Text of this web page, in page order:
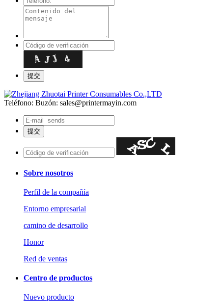
Teléfono: Buzón: sales@printermayin.com
Sobre nosotros
Perfil de la compañía
Entorno empresarial
camino de desarrollo
Honor
Red de ventas
Centro de productos
Nuevo producto